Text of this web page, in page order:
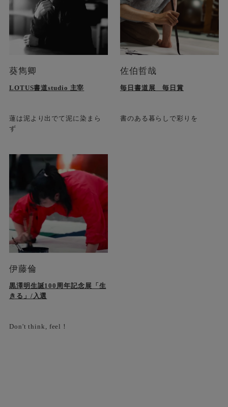
葵雋卿
LOTUS書道studio 主宰
蓮は泥より出でて泥に染まら
ず
佐伯哲哉
毎日書道展 毎日賞
書のある暮らしで彩りを
伊藤倫
黒澤明生誕100周年記念展「生
きる」/入選
Don't think, feel！